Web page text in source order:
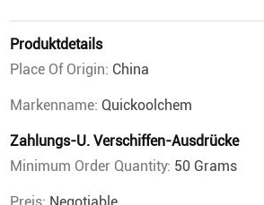
Produktdetails
Place Of Origin: China
Markenname: Quickoolchem
Zahlungs-U. Verschiffen-Ausdrücke
Minimum Order Quantity: 50 Grams